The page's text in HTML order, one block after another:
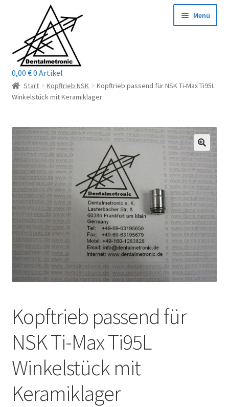
Navigation
springen
springen
Menü
Home
Mein Konto / Login
Kontakt
Reparaturservice
öffnen
Wichtige Infos
öffnen
Unsere Firma
Warenkorb
0,00 €0 Artikel
Start Kopftrieb NSK
Kopftrieb passend für NSK Ti-Max Ti95L
Winkelstück mit Keramiklager
Kopftrieb passend für
NSK Ti-Max Ti95L
Winkelstück mit
Keramiklager